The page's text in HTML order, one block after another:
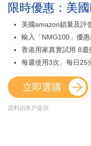
限時優惠：美
美國amazon鎖量及評
輸入「NMG100」優
香港用家真實試用 8週
每週使用3次、每日25
立即選購
資料由客戶提供